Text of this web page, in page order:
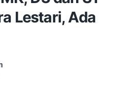
Lestari, Ada